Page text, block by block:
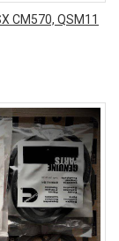
CM570, QSM11